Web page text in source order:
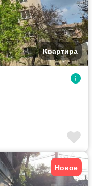
Квартира
Новое